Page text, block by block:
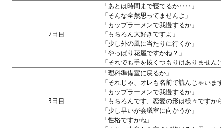
Немного героев меча и магии
REBalance
Doom 3 Remaster Fan Edition
2日目
「あとは時間まで寝てるか‥‥」
「そんな全然思ってませんよ」
「カップラーメンで我慢するか」
「もちろん大好きですよ」
「少し外の風に当たりに行くか」
「やっぱり花屋ですかね？」
「それでも手を抜くつもりはありません
3日目
「理科準備室に戻るか」
「それじゃ、オレも名前で読んじゃいま
「カップラーメンで我慢するか」
「もちろんです、恋愛の形は様々ですか
「少し早いが会議室に向かうか」
「性格ですかね」